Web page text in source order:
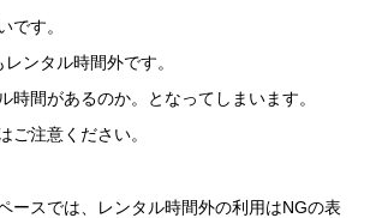
です。
ンタル時間外です。
時間があるのか。となってしまいます。
ご注意ください。
ースでは、レンタル時間外の利用はNGの表